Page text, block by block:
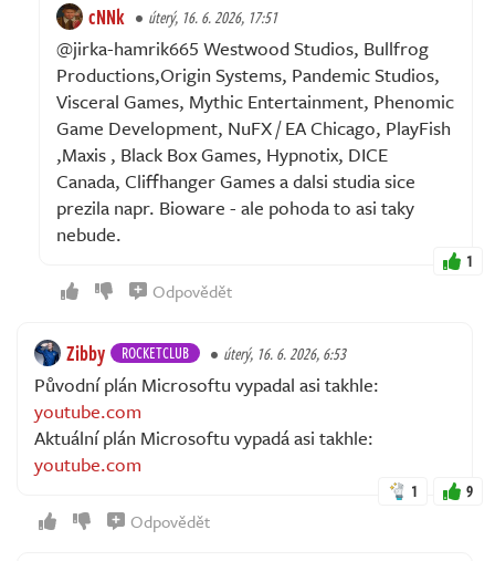
cNNk úterý, 16. 6. 2026, 17:51
@jirka-hamrik665 Westwood Studios, Bullfrog
Productions,Origin Systems, Pandemic Studios,
Visceral Games, Mythic Entertainment, Phenomic
Game Development, NuFX / EA Chicago, PlayFish
,Maxis , Black Box Games, Hypnotix, DICE
Canada, Cliffhanger Games a dalsi studia sice
prezila napr. Bioware - ale pohoda to asi taky
nebude.
1
Odpovědět
Zibby ROCKETCLUB úterý, 16. 6. 2026, 6:53
Původní plán Microsoftu vypadal asi takhle:
youtube.com
Aktuální plán Microsoftu vypadá asi takhle:
youtube.com
1 9
Odpovědět